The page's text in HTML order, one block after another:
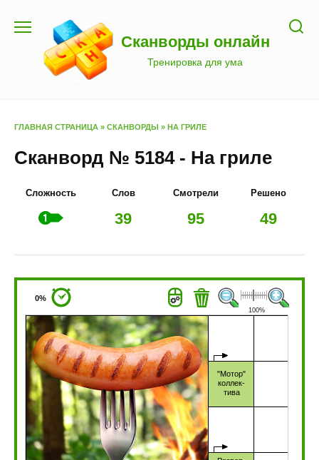
содержанию
Сканворды онлайн
Тренировка для ума
ГЛАВНАЯ СТРАНИЦА » СКАНВОРДЫ » НА ГРИЛЕ
Сканворд № 5184 - На гриле
Сложность Слов
39
Смотрели
95
Решено
49
0%
100%